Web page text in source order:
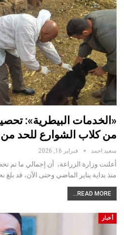
من كلاب الشوارع للحد من
سعيد احمد فبراير 16, 2026
أعلنت وزارة الزراعة، أن إجمالي ما تم
منذ بداية يناير الماضي وحتى الآن، قد بلغ نحو 11642 كلب،
READ MORE...
أخبار